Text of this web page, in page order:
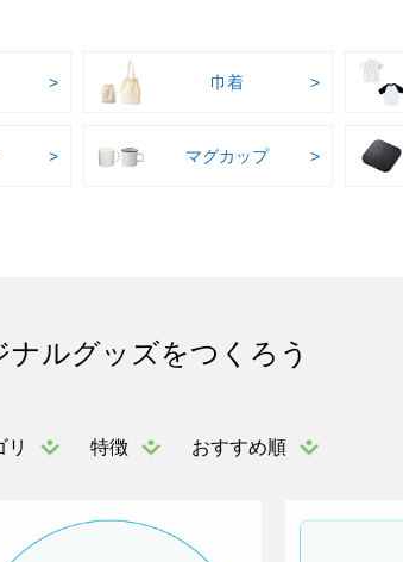
巾着
マグカップ
ルグッズをつくろう
リ 特徴 おすすめ順